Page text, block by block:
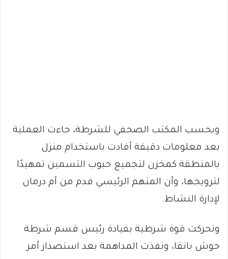
وبحسب المكتب الصحفي للشرطة، جاءت العملية
بعد معلومات دقيقة أفادت باستخدام منزل
بالمنطقة كمخزن لتجميع حبوب التسمين تمهيدًا
لترويجها، وأن المتهم الرئيسي قدم من أم درمان
لإدارة النشاط.
وتحركت قوة شرطية بقيادة رئيس قسم شرطة
حوش بانقا، ونفذت المداهمة بعد استصدار أمر